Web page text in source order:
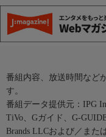
番組内容、放送時間など
す。
番組データ提供元：IPG
TiVo、Gガイド、G-
Brands LLCおよび／また